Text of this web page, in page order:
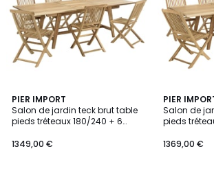
PIER IMPORT
Salon de jardin teck brut table
pieds tréteaux 180/240 + 6
1349,00 €
PIER
Salon de
pieds
1369,00 €